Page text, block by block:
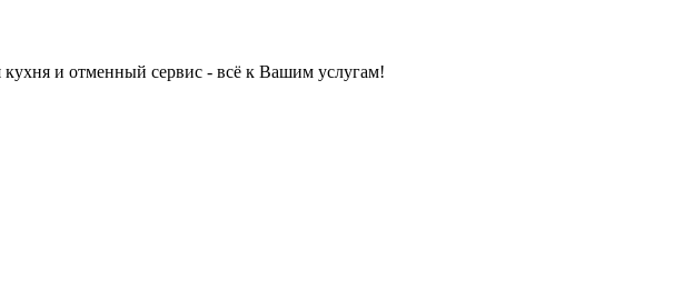
кухня и отменный сервис - всё к Вашим услугам!